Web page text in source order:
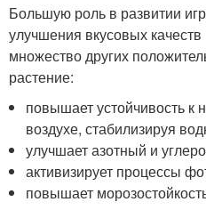
Большую роль в развитии
улучшения вкусовых
множество других
растение:
повышает устойчивость к
воздухе, стабилизируя
улучшает азотный и
активизирует процессы
повышает